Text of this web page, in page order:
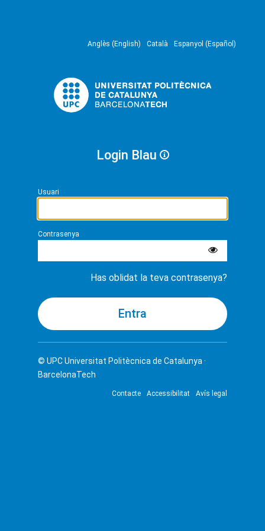
Anglès (English) Català Espanyol (Español)
Login Blau
Usuari
Contrasenya
Has oblidat la teva contrasenya?
© UPCUniversitat Politècnica de Catalunya ·
BarcelonaTech
Contacte Accessibilitat Avís legal